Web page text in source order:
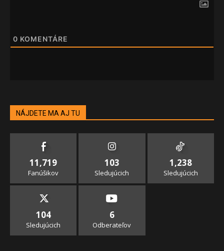
0 KOMENTÁRE
NÁJDETE MA AJ TU
11,719
Fanúšikov
103
Sledujúcich
1,238
Sledujúcich
104
Sledujúcich
6
Odberateľov